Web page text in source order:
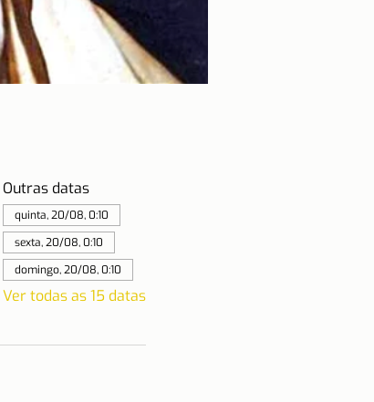
Outras datas
quinta, 20/08, 0:10
sexta, 20/08, 0:10
domingo, 20/08, 0:10
Ver todas as 15 datas